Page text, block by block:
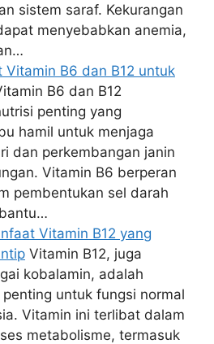
sistem saraf. Kekurangan
menyebabkan anemia,
Vitamin B6 dan B12 untuk
B6 dan B12
penting yang
hamil untuk menjaga
dan perkembangan janin
Vitamin B6 berperan
pembentukan sel darah
Vitamin B12 yang
Vitamin B12, juga
kobalamin, adalah
untuk fungsi normal
Vitamin ini terlibat dalam
metabolisme, termasuk